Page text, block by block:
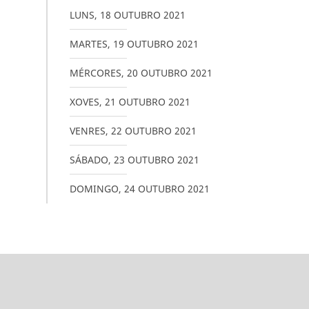
LUNS, 18 OUTUBRO 2021
MARTES, 19 OUTUBRO 2021
MÉRCORES, 20 OUTUBRO 2021
XOVES, 21 OUTUBRO 2021
VENRES, 22 OUTUBRO 2021
SÁBADO, 23 OUTUBRO 2021
DOMINGO, 24 OUTUBRO 2021